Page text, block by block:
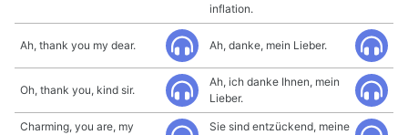
inflation.
Ah, thank you my dear. Ah, danke, mein Lieber.
Oh, thank you, kind sir.
Ah, ich danke Ihnen, mein
Lieber.
Charming, you are, my
Sie sind entzückend, meine